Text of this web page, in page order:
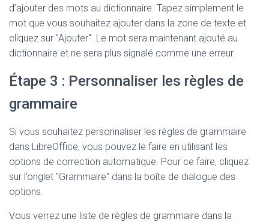
d’ajouter des mots au dictionnaire. Tapez simplement le
mot que vous souhaitez ajouter dans la zone de texte et
cliquez sur "Ajouter". Le mot sera maintenant ajouté au
dictionnaire et ne sera plus signalé comme une erreur.
Étape 3 : Personnaliser les règles de
grammaire
Si vous souhaitez personnaliser les règles de grammaire
dans LibreOffice, vous pouvez le faire en utilisant les
options de correction automatique. Pour ce faire, cliquez
sur l’onglet "Grammaire" dans la boîte de dialogue des
options.
Vous verrez une liste de règles de grammaire dans la